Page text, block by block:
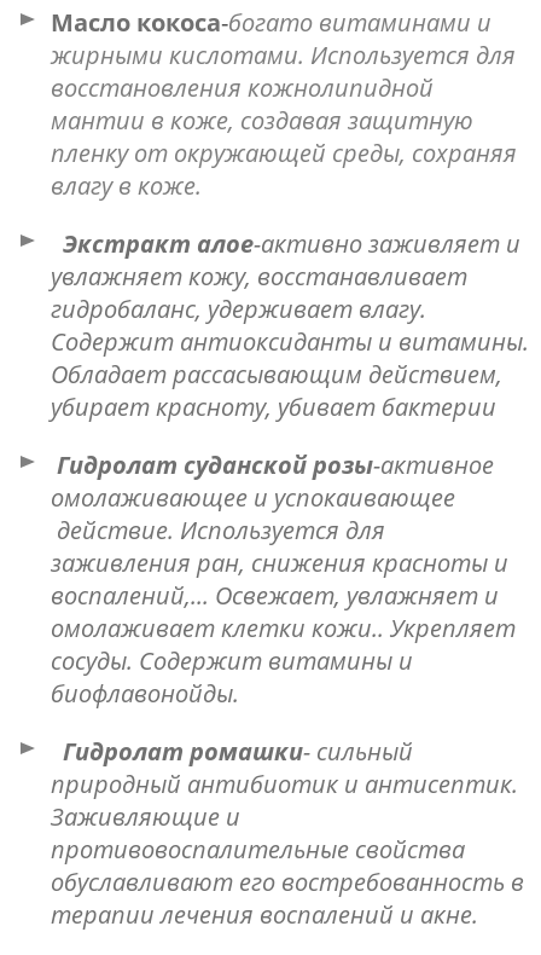
Масло кокоса-богато витаминами и
жирными кислотами. Используется для
восстановления кожнолипидной
мантии в коже, создавая защитную
пленку от окружающей среды, сохраняя
влагу в коже.
Экстракт алое-активно заживляет и
увлажняет кожу, восстанавливает
гидробаланс, удерживает влагу.
Содержит антиоксиданты и витамины.
Обладает рассасывающим действием,
убирает красноту, убивает бактерии
Гидролат суданской розы-активное
омолаживающее и успокаивающее
действие. Используется для
заживления ран, снижения красноты и
воспалений,... Освежает, увлажняет и
омолаживает клетки кожи.. Укрепляет
сосуды. Содержит витамины и
биофлавонойды.
Гидролат ромашки- сильный
природный антибиотик и антисептик.
Заживляющие и
противовоспалительные свойства
обуславливают его востребованность в
терапии лечения воспалений и акне.